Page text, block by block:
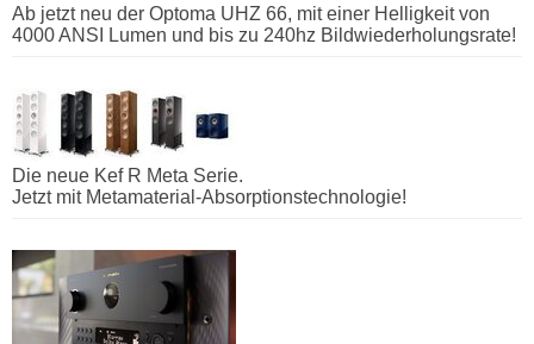
Ab jetzt neu der Optoma UHZ 66, mit einer Helligkeit von
4000 ANSI Lumen und bis zu 240hz Bildwiederholungsrate!
Die neue Kef R Meta Serie.
Jetzt mit Metamaterial-Absorptionstechnologie!